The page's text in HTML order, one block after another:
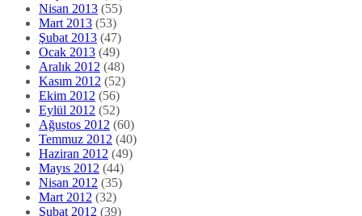
Nisan 2013 (55)
Mart 2013 (53)
Şubat 2013 (47)
Ocak 2013 (49)
Aralık 2012 (48)
Kasım 2012 (52)
Ekim 2012 (56)
Eylül 2012 (52)
Ağustos 2012 (60)
Temmuz 2012 (40)
Haziran 2012 (49)
Mayıs 2012 (44)
Nisan 2012 (35)
Mart 2012 (32)
Şubat 2012 (39)